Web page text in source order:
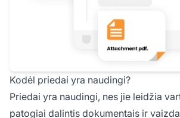
Kodėl priedai yra naudingi?
Priedai yra naudingi, nes jie leidžia
patogiai dalintis dokumentais ir